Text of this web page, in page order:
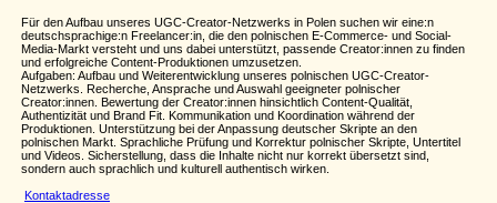
Für den Aufbau unseres UGC-Creator-Netzwerks in Polen suchen wir eine:n
deutschsprachige:n Freelancer:in, die den polnischen E-Commerce- und Social-
Media-Markt versteht und uns dabei unterstützt, passende Creator:innen zu finden
und erfolgreiche Content-Produktionen umzusetzen.
Aufgaben: Aufbau und Weiterentwicklung unseres polnischen UGC-Creator-
Netzwerks. Recherche, Ansprache und Auswahl geeigneter polnischer
Creator:innen. Bewertung der Creator:innen hinsichtlich Content-Qualität,
Authentizität und Brand Fit. Kommunikation und Koordination während der
Produktionen. Unterstützung bei der Anpassung deutscher Skripte an den
polnischen Markt. Sprachliche Prüfung und Korrektur polnischer Skripte, Untertitel
und Videos. Sicherstellung, dass die Inhalte nicht nur korrekt übersetzt sind,
sondern auch sprachlich und kulturell authentisch wirken.
Kontaktadresse